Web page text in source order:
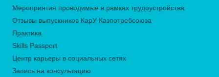
Мероприятия проводимые в рамках трудоустройства
Отзывы выпускников КарУ Казпотребсоюза
Практика
Skills Passport
Центр карьеры в социальных сетях
Запись на консультацию